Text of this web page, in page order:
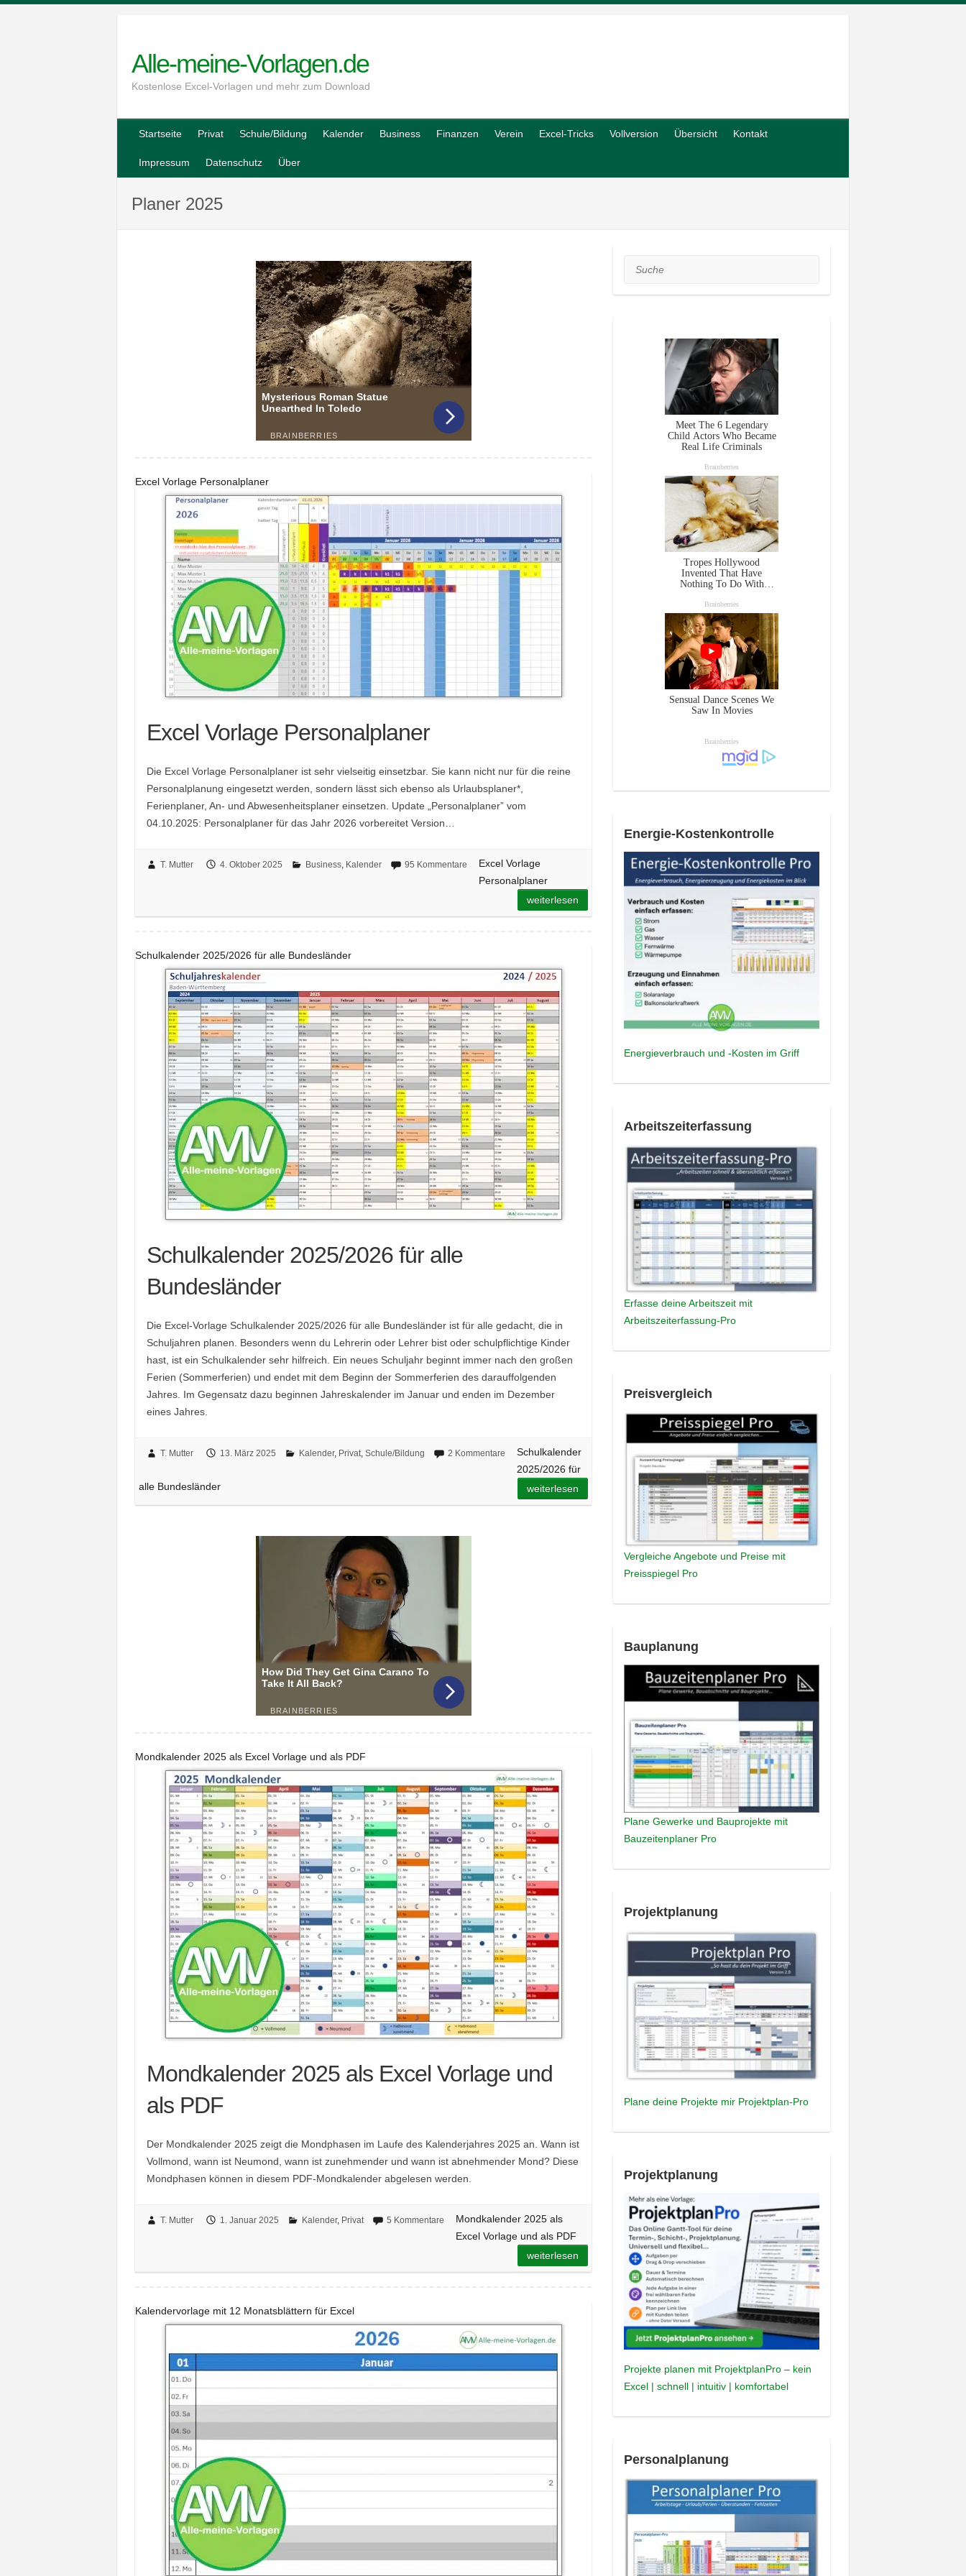
Alle-meine-Vorlagen.de
Kostenlose Excel-Vorlagen und mehr zum Download
Startseite Privat Schule/Bildung Kalender Business Finanzen Verein Excel-Tricks Vollversion Übersicht Kontakt
Impressum Datenschutz Über
Planer 2025
Excel Vorlage Personalplaner
Excel Vorlage Personalplaner
Die Excel Vorlage Personalplaner ist sehr vielseitig einsetzbar. Sie kann nicht nur für die reine
Personalplanung eingesetzt werden, sondern lässt sich ebenso als Urlaubsplaner*,
Ferienplaner, An- und Abwesenheitsplaner einsetzen. Update „Personalplaner” vom
04.10.2025: Personalplaner für das Jahr 2026 vorbereitet Version…
T. Mutter 4. Oktober 2025 Business, Kalender 95 Kommentare
Excel Vorlage
Personalplaner
weiterlesen
Schulkalender 2025/2026 für alle Bundesländer
Schulkalender 2025/2026 für alle
Bundesländer
Die Excel-Vorlage Schulkalender 2025/2026 für alle Bundesländer ist für alle gedacht, die in
Schuljahren planen. Besonders wenn du Lehrerin oder Lehrer bist oder schulpflichtige Kinder
hast, ist ein Schulkalender sehr hilfreich. Ein neues Schuljahr beginnt immer nach den großen
Ferien (Sommerferien) und endet mit dem Beginn der Sommerferien des darauffolgenden
Jahres. Im Gegensatz dazu beginnen Jahreskalender im Januar und enden im Dezember
eines Jahres.
T. Mutter 13. März 2025 Kalender, Privat, Schule/Bildung 2 Kommentare
Schulkalender
2025/2026 für
alle Bundesländer
weiterlesen
Mondkalender 2025 als Excel Vorlage und als PDF
Mondkalender 2025 als Excel Vorlage und
als PDF
Der Mondkalender 2025 zeigt die Mondphasen im Laufe des Kalenderjahres 2025 an. Wann ist
Vollmond, wann ist Neumond, wann ist zunehmender und wann ist abnehmender Mond? Diese
Mondphasen können in diesem PDF-Mondkalender abgelesen werden.
T. Mutter 1. Januar 2025 Kalender, Privat 5 Kommentare
Mondkalender 2025 als
Excel Vorlage und als PDF
weiterlesen
Kalendervorlage mit 12 Monatsblättern für Excel
Suche
Energie-Kostenkontrolle
Energieverbrauch und -Kosten im Griff
Arbeitszeiterfassung
Erfasse deine Arbeitszeit mit
Arbeitszeiterfassung-Pro
Preisvergleich
Vergleiche Angebote und Preise mit
Preisspiegel Pro
Bauplanung
Plane Gewerke und Bauprojekte mit
Bauzeitenplaner Pro
Projektplanung
Plane deine Projekte mir Projektplan-Pro
Projektplanung
Projekte planen mit ProjektplanPro – kein
Excel | schnell | intuitiv | komfortabel
Personalplanung